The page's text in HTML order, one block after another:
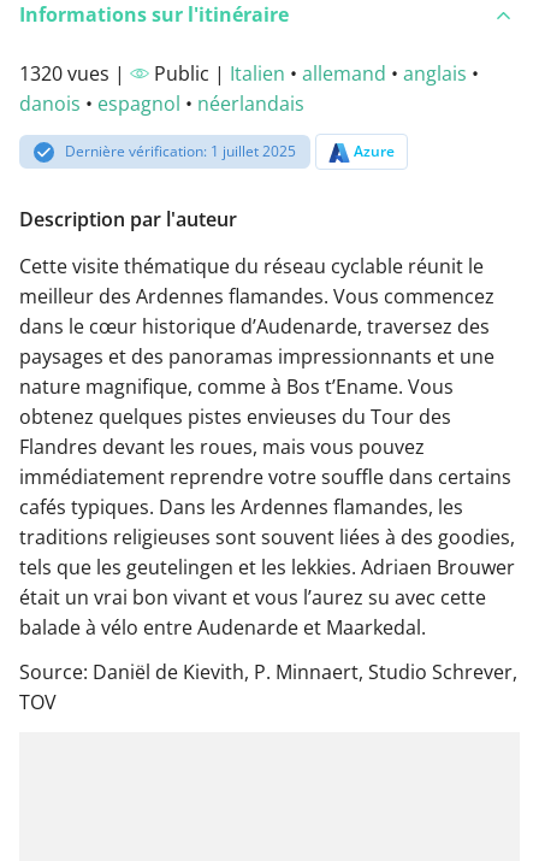
Informations sur l'itinéraire
1320 vues | Public | Italien • allemand • anglais •
danois • espagnol • néerlandais
Dernière vérification: 1 juillet 2025 Azure
Description par l'auteur
Cette visite thématique du réseau cyclable réunit le
meilleur des Ardennes flamandes. Vous commencez
dans le cœur historique d’Audenarde, traversez des
paysages et des panoramas impressionnants et une
nature magnifique, comme à Bos t’Ename. Vous
obtenez quelques pistes envieuses du Tour des
Flandres devant les roues, mais vous pouvez
immédiatement reprendre votre souffle dans certains
cafés typiques. Dans les Ardennes flamandes, les
traditions religieuses sont souvent liées à des goodies,
tels que les geutelingen et les lekkies. Adriaen Brouwer
était un vrai bon vivant et vous l’aurez su avec cette
balade à vélo entre Audenarde et Maarkedal.
Source: Daniël de Kievith, P. Minnaert, Studio Schrever,
TOV